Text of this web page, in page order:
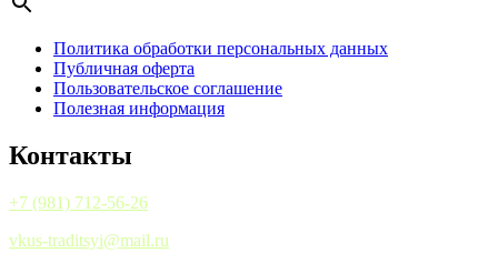
Политика обработки персональных данных
Публичная оферта
Пользовательское соглашение
Полезная информация
Контакты
+7 (981) 712-56-26
vkus-traditsyi@mail.ru